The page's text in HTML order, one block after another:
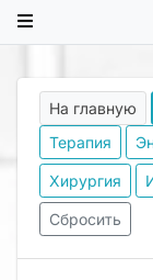
На главную
Терапия
Хирургия
Сбросить